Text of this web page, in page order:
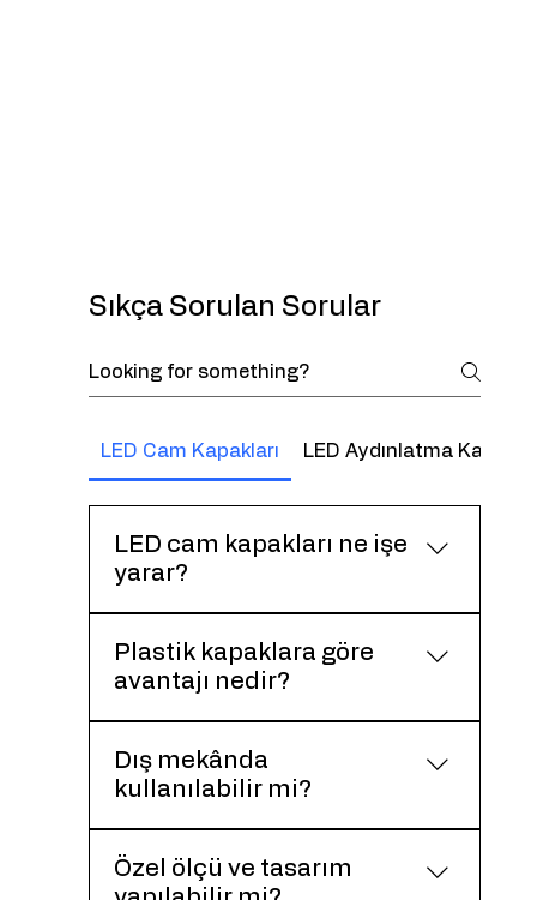
Sıkça Sorulan Sorular
LED Cam Kapakları LED Aydınlatma
LED cam kapakları ne işe
yarar?
homojen şekilde yayılmasını
sağlayarak aydınlatma kalitesini
Plastik kapaklara göre
avantajı nedir?
geçirgenliği ve daha estetik bir
görünüm sunar.
Dış mekânda
kullanılabilir mi?
dış mekân uygulamalarına uygundur.
Özel ölçü ve tasarım